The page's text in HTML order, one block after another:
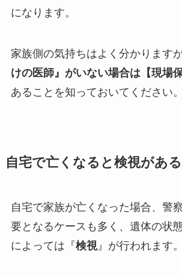
になります。
家族側の気持ちはよく分かりますが
けの医師』がいない場合は【現場保
あることを知っておいてください。
自宅で亡くなると検視がある
自宅で家族が亡くなった場合、警
要となるケースも多く、遺体の状
によっては『検視』が行われます。